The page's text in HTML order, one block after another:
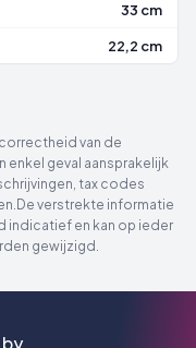
33 cm
22,2 cm
van de
enkel geval aansprakelijk
tax codes
verstrekte informatie
indicatief en kan op ieder
gewijzigd.